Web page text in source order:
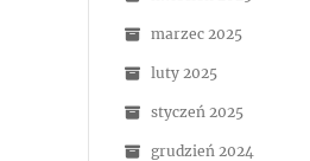
marzec 2025
luty 2025
styczeń 2025
grudzień 2024